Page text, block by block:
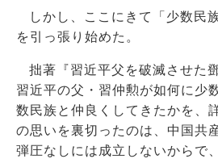
しかし、ここにきて「少数民
を引っ張り始めた。
拙著『習近平父を破滅させた
習近平の父・習仲勲が如何に少
数民族と仲良くしてきたかを、
の思いを裏切ったのは、中国共
弾圧なしには成立しないからで